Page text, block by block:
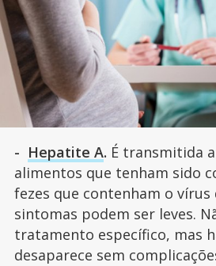
- Hepatite A. É transmitida
alimentos que tenham sido
fezes que contenham o vírus
sintomas podem ser leves.
tratamento específico, mas
desaparece sem